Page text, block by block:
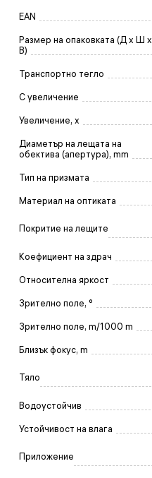
EAN
Размер на опаковката (Д x Ш x
В)
Транспортно тегло
С увеличение
Увеличение, x
Диаметър на лещата на
обектива (апертура), mm
Тип на призмата
Материал на оптиката
Покритие на лещите
Коефициент на здрач
Относителна яркост
Зрително поле, °
Зрително поле, m/1000 m
Близък фокус, m
Тяло
Водоустойчив
Устойчивост на влага
Приложение